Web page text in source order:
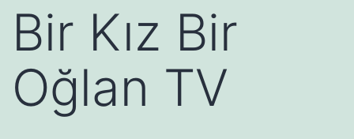
Bir Kız Bir
Oğlan TV